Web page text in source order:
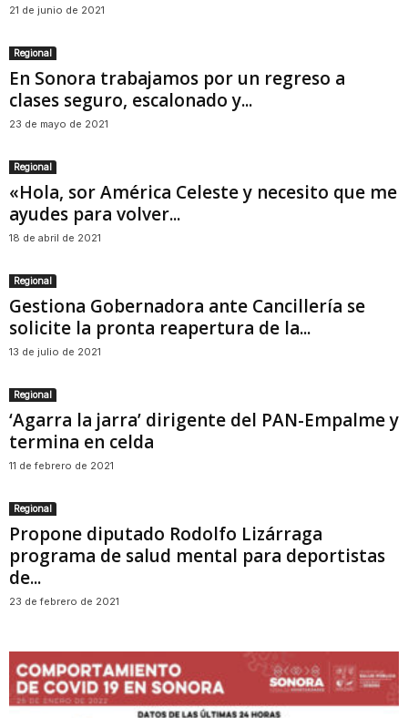
21 de junio de 2021
Regional
En Sonora trabajamos por un regreso a
clases seguro, escalonado y...
23 de mayo de 2021
Regional
«Hola, sor América Celeste y necesito que me
ayudes para volver...
18 de abril de 2021
Regional
Gestiona Gobernadora ante Cancillería se
solicite la pronta reapertura de la...
13 de julio de 2021
Regional
‘Agarra la jarra’ dirigente del PAN-Empalme y
termina en celda
11 de febrero de 2021
Regional
Propone diputado Rodolfo Lizárraga
programa de salud mental para deportistas
de...
23 de febrero de 2021